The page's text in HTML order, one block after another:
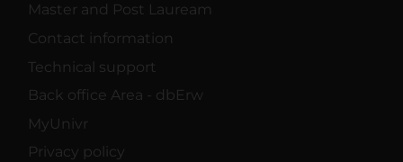
Master and Post Lauream
Contact information
Technical support
Back office Area - dbErw
MyUnivr
Privacy policy